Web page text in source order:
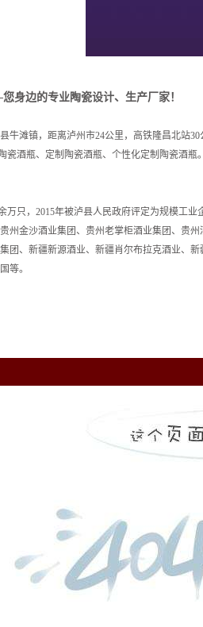
身边的专业陶瓷设计、生产厂家！
牛滩镇，距离泸州市24公里，高铁隆昌北站
瓷酒瓶、定制陶瓷酒瓶、个性化定制陶瓷酒瓶
万只，2015年被泸县人民政府评定为规模工
州金沙酒业集团、贵州老掌柜酒业集团、贵
团、新疆新源酒业、新疆肖尔布拉克酒业、
等。